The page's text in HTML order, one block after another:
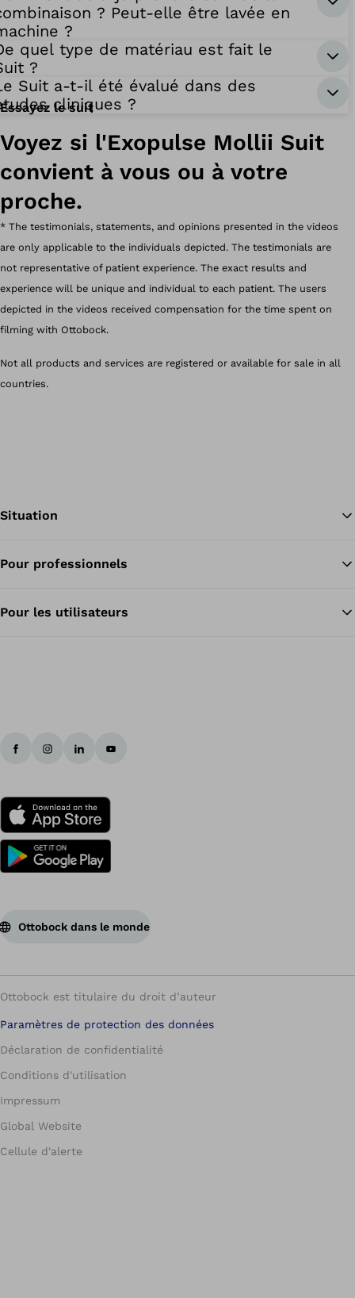
? Peut-elle être lavée en
?
quel type de matériau est fait le
?
Suit a-t-il été évalué dans des
cliniques ?
Essayez le suit
Voyez si l'Exopulse Mollii Suit
convient à vous ou à votre
proche.
* The testimonials, statements, and opinions presented in the videos
are only applicable to the individuals depicted. The testimonials are
not representative of patient experience. The exact results and
experience will be unique and individual to each patient. The users
depicted in the videos received compensation for the time spent on
filming with Ottobock.
Not all products and services are registered or available for sale in all
countries.
Situation
Pour professionnels
Pour les utilisateurs
Ottobock dans le monde
Ottobock est titulaire du droit d’auteur
Paramètres de protection des données
Déclaration de confidentialité
Conditions d'utilisation
Impressum
Global Website
Cellule d'alerte